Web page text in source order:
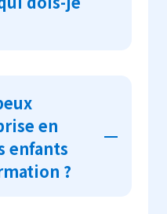
consulter
cours"
chaque
aux"Informations
en
enfants
?